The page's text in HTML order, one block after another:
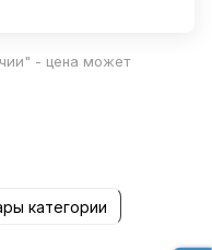
- цена может
категории